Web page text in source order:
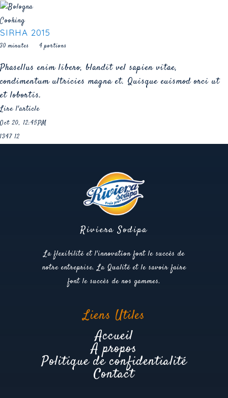
Cooking
SIRHA 2015
30 minutes 4 portions
Phasellus enim libero, blandit vel sapien vitae,
condimentum ultricies magna et. Quisque euismod orci ut
et lobortis.
Lire l'article
Oct 20, 12:45PM
134712
Riviera Sodipa
La flexibilité et l'innovation font le succès de
notre entreprise. La Qualité et le savoir faire
font le succès de nos gammes.
Liens Utiles
Accueil
A propos
Politique de confidentialité
Contact